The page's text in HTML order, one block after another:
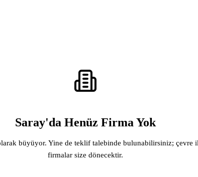
Saray'da Henüz Firma Yok
büyüyor. Yine de teklif talebinde bulunabilirsiniz; çevre
firmalar size dönecektir.